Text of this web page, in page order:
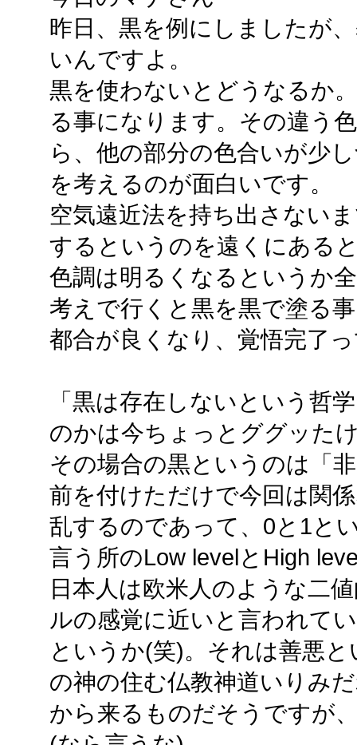
昨日、黒を例にしましたが
いんですよ。
黒を使わないとどうなるか
る事になります。その違う
ら、他の部分の色合いが少
を考えるのが面白いです。
空気遠近法を持ち出さない
するというのを遠くにある
色調は明るくなるというか
考えで行くと黒を黒で塗る
都合が良くなり、覚悟完了
「黒は存在しないという哲
のかは今ちょっとググッた
その場合の黒というのは「
前を付けただけで今回は関
乱するのであって、0と1と
言う所のLow levelとHigh
日本人は欧米人のような二
ルの感覚に近いと言われて
というか(笑)。それは善悪
の神の住む仏教神道いりみ
から来るものだそうですが